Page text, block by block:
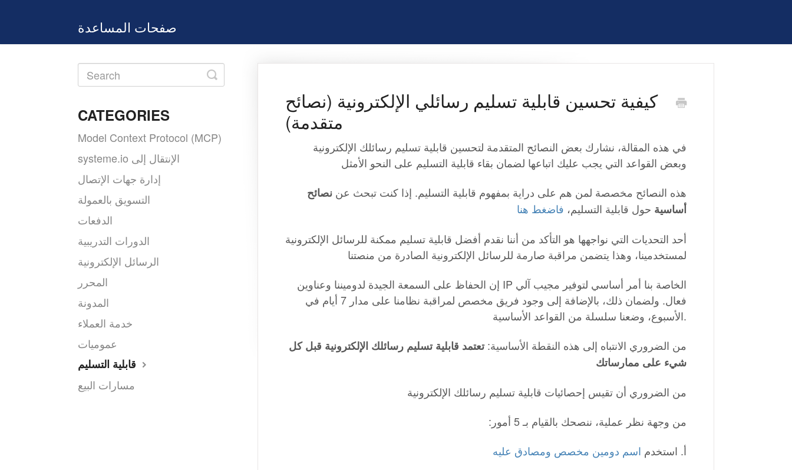
صفحات المساعدة
كيفية تحسين قابلية تسليم رسائلي الإلكترونية (نصائح
متقدمة)
في هذه المقالة، نشارك بعض النصائح المتقدمة لتحسين قابلية تسليم رسائلك الإلكترونية
وبعض القواعد التي يجب عليك اتباعها لضمان بقاء قابلية التسليم على النحو الأمثل
هذه النصائح مخصصة لمن هم على دراية بمفهوم قابلية التسليم. إذا كنت تبحث عن نصائح
أساسية حول قابلية التسليم، فاضغط هنا
أحد التحديات التي نواجهها هو التأكد من أننا نقدم أفضل قابلية تسليم ممكنة للرسائل الإلكترونية
لمستخدمينا، وهذا يتضمن مراقبة صارمة للرسائل الإلكترونية الصادرة من منصتنا
إن الحفاظ على السمعة الجيدة لدوميننا وعناوين IP الخاصة بنا أمر أساسي لتوفير مجيب آلي
فعال. ولضمان ذلك، بالإضافة إلى وجود فريق مخصص لمراقبة نظامنا على مدار 7 أيام في
الأسبوع، وضعنا سلسلة من القواعد الأساسية.
من الضروري الانتباه إلى هذه النقطة الأساسية:تعتمد قابلية تسليم رسائلك الإلكترونية قبل كل
شيء على ممارساتك
من الضروري أن تقيس إحصائيات قابلية تسليم رسائلك الإلكترونية
:من وجهة نظر عملية، ننصحك بالقيام بـ 5 أمور
أ. استخدم اسم دومين مخصص ومصادق عليه
Toggle
Search
CATEGORIES
Model Context Protocol (MCP)
systeme.io الإنتقال إلى
إدارة جهات الإتصال
التسويق بالعمولة
الدفعات
الدورات التدريبية
الرسائل الإلكترونية
المحرر
المدونة
خدمة العملاء
عموميات
مسارات البيع